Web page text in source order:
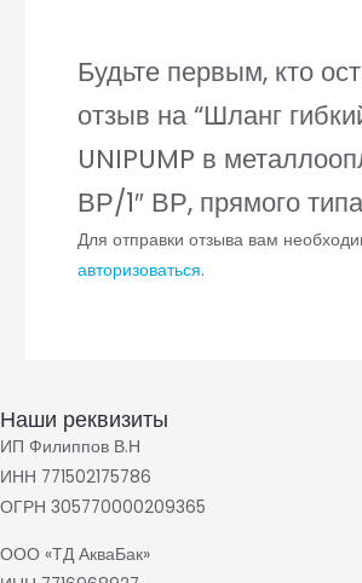
Будьте первым, кто
отзыв на “Шланг
UNIPUMP в
ВР/1″ ВР, прямого
Для отправки отзыва вам
авторизоваться.
Наши реквизиты
ИП Филиппов В.Н
ИНН 771502175786
ОГРН 305770000209365
ООО «ТД АкваБак»